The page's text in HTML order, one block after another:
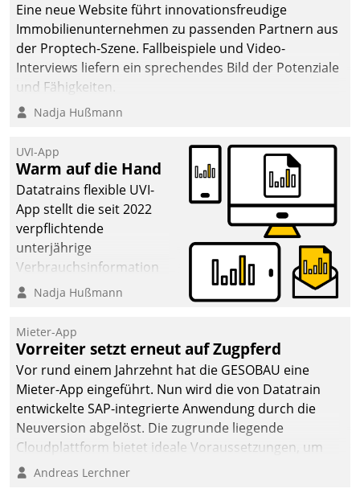
Eine neue Website führt innovationsfreudige
Immobilienunternehmen zu passenden Partnern aus
der Proptech-Szene. Fallbeispiele und Video-
Interviews liefern ein sprechendes Bild der Potenziale
und Fähigkeiten.
Nadja Hußmann
UVI-App
Warm auf die Hand
Datatrains flexible UVI-
App stellt die seit 2022
verpflichtende
unterjährige
Verbrauchsinformation
schnell, zuverlässig und
Die monatlichen
Mitteilungen zum
Heizungs- und
Wasserverbrauch gehen
automatisiert, vollständig
und auf Wunsch über
mehrere zuvor
Kommunikationswege bei
Nadja Hußmann
Mieter-App
Vorreiter setzt erneut auf Zugpferd
Vor rund einem Jahrzehnt hat die GESOBAU eine
Mieter-App eingeführt. Nun wird die von Datatrain
entwickelte SAP-integrierte Anwendung durch die
Neuversion abgelöst. Die zugrunde liegende
Cloudplattform bietet ideale Voraussetzungen, um
die Funktionalität der App zu erweitern und weitere
Andreas Lerchner